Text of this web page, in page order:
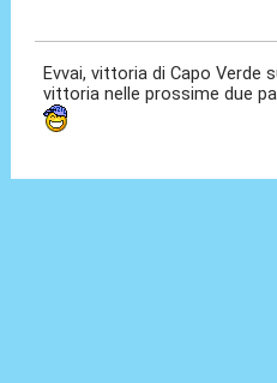
Evvai, vittoria di Capo Verde
vittoria nelle prossime due